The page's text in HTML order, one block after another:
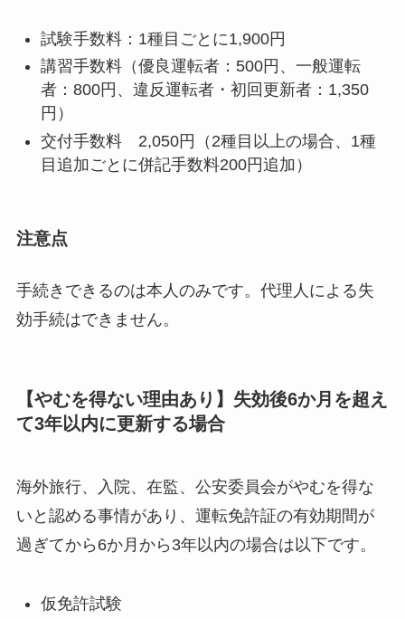
試験手数料：1種目ごとに1,900円
講習手数料（優良運転者：500円、一般運転
者：800円、違反運転者・初回更新者：1,350
円）
交付手数料 2,050円（2種目以上の場合、1種
目追加ごとに併記手数料200円追加）
注意点
手続きできるのは本人のみです。代理人による失
効手続はできません。
【やむを得ない理由あり】失効後6か月を超え
て3年以内に更新する場合
海外旅行、入院、在監、公安委員会がやむを得な
いと認める事情があり、運転免許証の有効期間が
過ぎてから6か月から3年以内の場合は以下です。
仮免許試験